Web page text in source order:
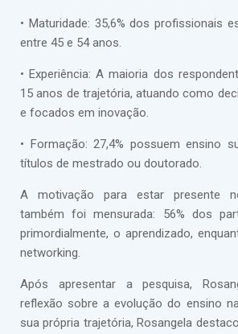
• Maturidade: 35,6% dos profissionais
entre 45 e 54 anos.
• Experiência: A maioria dos
15 anos de trajetória, atuando como
e focados em inovação.
• Formação: 27,4% possuem ensino
títulos de mestrado ou doutorado.
A motivação para estar presente
também foi mensurada: 56% dos
primordialmente, o aprendizado,
networking.
Após apresentar a pesquisa,
reflexão sobre a evolução do ensino
sua própria trajetória, Rosangela